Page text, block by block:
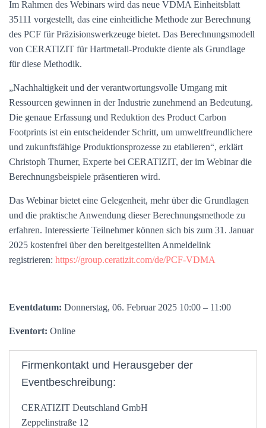
Im Rahmen des Webinars wird das neue VDMA Einheitsblatt
35111 vorgestellt, das eine einheitliche Methode zur Berechnung
des PCF für Präzisionswerkzeuge bietet. Das Berechnungsmodell
von CERATIZIT für Hartmetall-Produkte diente als Grundlage
für diese Methodik.
„Nachhaltigkeit und der verantwortungsvolle Umgang mit
Ressourcen gewinnen in der Industrie zunehmend an Bedeutung.
Die genaue Erfassung und Reduktion des Product Carbon
Footprints ist ein entscheidender Schritt, um umweltfreundlichere
und zukunftsfähige Produktionsprozesse zu etablieren“, erklärt
Christoph Thurner, Experte bei CERATIZIT, der im Webinar die
Berechnungsbeispiele präsentieren wird.
Das Webinar bietet eine Gelegenheit, mehr über die Grundlagen
und die praktische Anwendung dieser Berechnungsmethode zu
erfahren. Interessierte Teilnehmer können sich bis zum 31. Januar
2025 kostenfrei über den bereitgestellten Anmeldelink
registrieren: https://group.ceratizit.com/de/PCF-VDMA
Eventdatum: Donnerstag, 06. Februar 2025 10:00 – 11:00
Eventort: Online
Firmenkontakt und Herausgeber der
Eventbeschreibung:
CERATIZIT Deutschland GmbH
Zeppelinstraße 12